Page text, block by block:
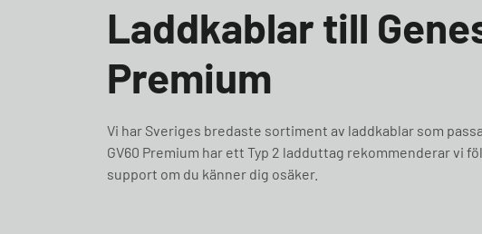
Laddkablar till
Premium
Vi har Sveriges bredaste sortiment av laddkablar som
GV60 Premium har ett Typ 2 ladduttag rekommenderar vi
support om du känner dig osäker.